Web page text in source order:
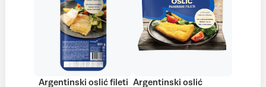
Argentinski oslić fileti Argentinski oslić